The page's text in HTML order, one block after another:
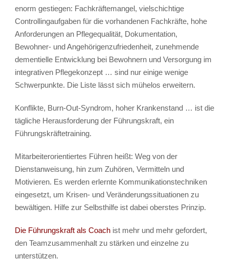
enorm gestiegen: Fachkräftemangel, vielschichtige
Controllingaufgaben für die vorhandenen Fachkräfte, hohe
Anforderungen an Pflegequalität, Dokumentation,
Bewohner- und Angehörigenzufriedenheit, zunehmende
dementielle Entwicklung bei Bewohnern und Versorgung im
integrativen Pflegekonzept … sind nur einige wenige
Schwerpunkte. Die Liste lässt sich mühelos erweitern.
Konflikte, Burn-Out-Syndrom, hoher Krankenstand … ist die
tägliche Herausforderung der Führungskraft, ein
Führungskräftetraining.
Mitarbeiterorientiertes Führen heißt: Weg von der
Dienstanweisung, hin zum Zuhören, Vermitteln und
Motivieren. Es werden erlernte Kommunikationstechniken
eingesetzt, um Krisen- und Veränderungssituationen zu
bewältigen. Hilfe zur Selbsthilfe ist dabei oberstes Prinzip.
Die Führungskraft als Coach ist mehr und mehr gefordert,
den Teamzusammenhalt zu stärken und einzelne zu
unterstützen.